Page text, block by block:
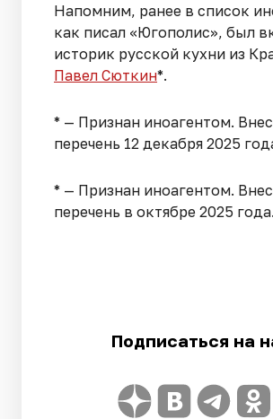
Напомним, ранее в список
как писал «Югополис», был
историк русской кухни из
Павел Сюткин*.
* — Признан иноагентом.
перечень 12 декабря 2025
* — Признан иноагентом.
перечень в октябре 2025 года.
Подписаться на